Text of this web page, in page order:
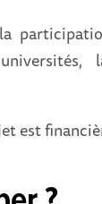
est